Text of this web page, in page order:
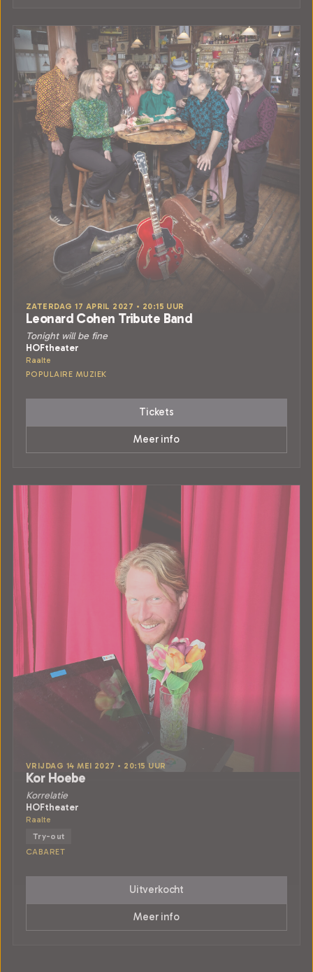
ZATERDAG 17 APRIL 2027 • 20:15 UUR
Leonard Cohen Tribute Band
Tonight will be fine
HOFtheater
Raalte
POPULAIRE MUZIEK
Tickets
Meer info
VRIJDAG 14 MEI 2027 • 20:15 UUR
Kor Hoebe
Korrelatie
HOFtheater
Raalte
Try-out
CABARET
Uitverkocht
Meer info